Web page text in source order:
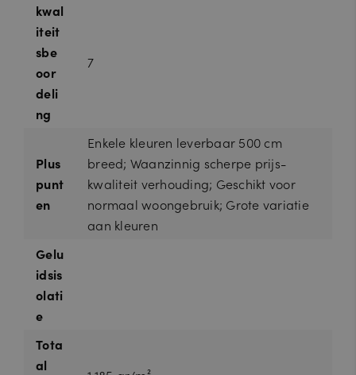
kwal
iteit
sbe
oor
deli
ng
7
Plus
punt
en
Enkele kleuren leverbaar 500 cm
breed; Waanzinnig scherpe prijs-
kwaliteit verhouding; Geschikt voor
normaal woongebruik; Grote variatie
aan kleuren
Gelu
idsis
olati
e
Tota
al